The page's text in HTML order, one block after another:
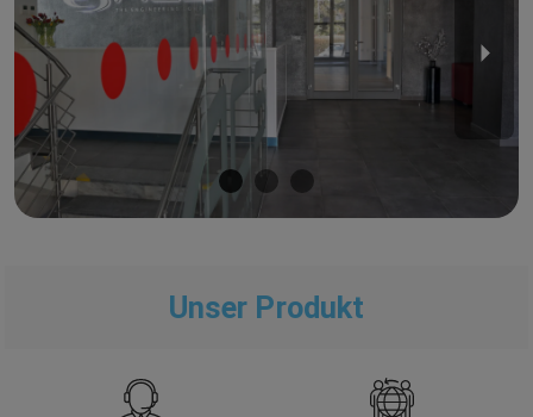
Unser Produkt